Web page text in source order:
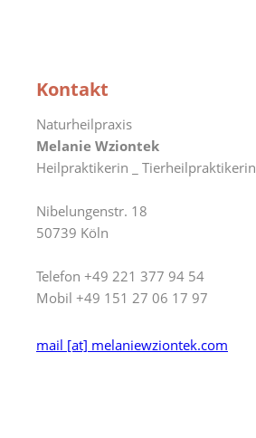
Kontakt
Naturheilpraxis
Melanie Wziontek
Heilpraktikerin _ Tierheilpraktikerin
Nibelungenstr. 18
50739 Köln
Telefon +49 221 377 94 54
Mobil +49 151 27 06 17 97
mail [at] melaniewziontek.com